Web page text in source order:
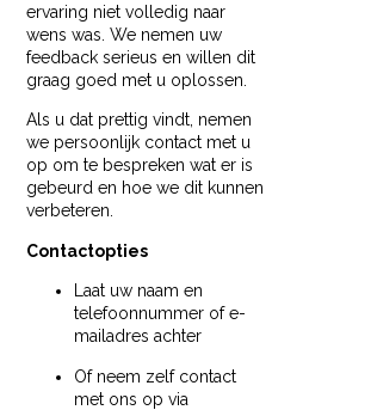
ervaring niet volledig naar
wens was. We nemen uw
feedback serieus en willen dit
graag goed met u oplossen.
Als u dat prettig vindt, nemen
we persoonlijk contact met u
op om te bespreken wat er is
gebeurd en hoe we dit kunnen
verbeteren.
Contactopties
Laat uw naam en
telefoonnummer of e-
mailadres achter
Of neem zelf contact
met ons op via